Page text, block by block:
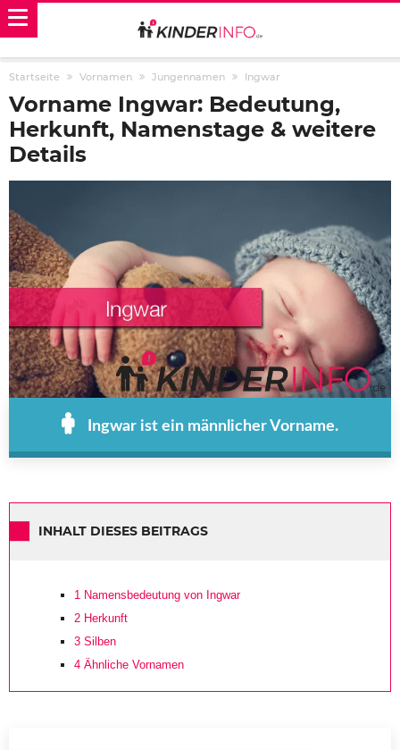
Startseite Vornamen Jungennamen Ingwar
Vorname Ingwar: Bedeutung,
Herkunft, Namenstage & weitere
Details
Ingwar ist ein männlicher Vorname.
INHALT DIESES BEITRAGS
1 Namensbedeutung von Ingwar
2 Herkunft
3 Silben
4 Ähnliche Vornamen